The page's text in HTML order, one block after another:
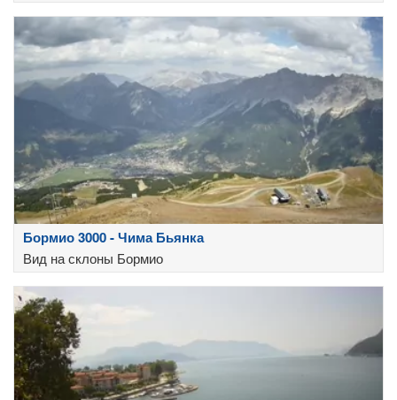
Бормио 3000 - Чима Бьянка
Вид на склоны Бормио